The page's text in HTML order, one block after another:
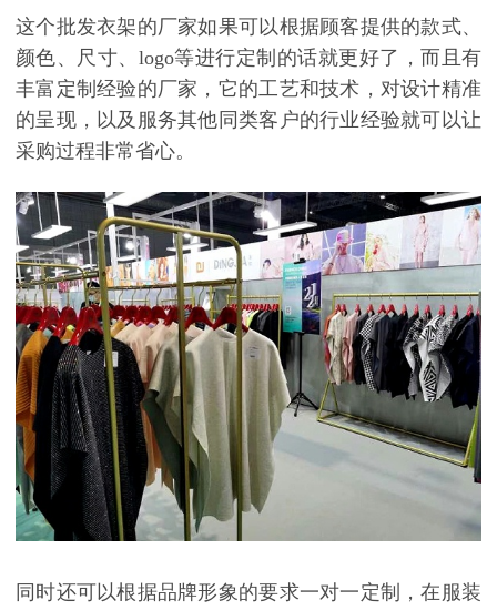
这个批发衣架的厂家如果可以根据顾客提供的款式、
颜色、尺寸、 logo等进行定制的话就更好了，而且有
丰富定制经验的厂家，它的工艺和技术，对设计精准
的呈现，以及服务其他同类客户的行业经验就可以让
采购过程非常省心。
同时还可以根据品牌形象的要求一对一定制，在服装